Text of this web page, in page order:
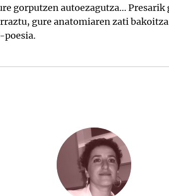
gorputzen autoezagutza… Presarik
gure anatomiaren zati
poesia.